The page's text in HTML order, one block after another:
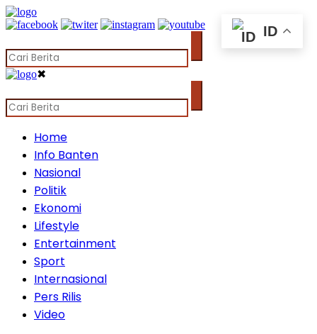
✖
Home
Info Banten
Nasional
Politik
Ekonomi
Lifestyle
Entertainment
Sport
Internasional
Pers Rilis
Video
ID